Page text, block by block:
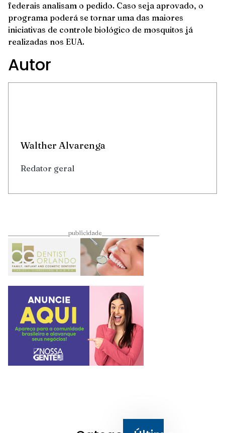
federais analisam o pedido. Caso seja aprovado, o
programa poderá se tornar uma das maiores
iniciativas de controle biológico de mosquitos já
realizadas nos EUA.
Autor
Walther Alvarenga
Redator geral
____________________publicidade___________________